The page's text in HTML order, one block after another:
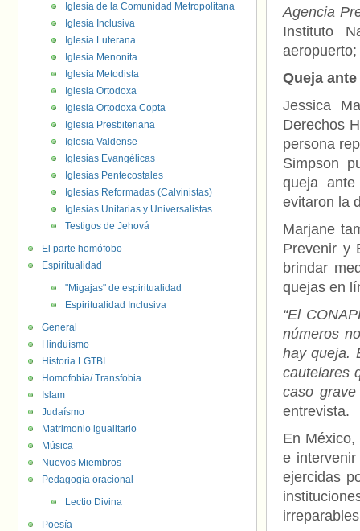
Agencia
Instituto
Queja
Jessica
Derechos
persona
Simpson
queja
evitaron la
Marjane
Prevenir y
brindar
quejas en
“El
números
hay queja.
cautelares
caso
entrevista.
En
e
ejercidas
Iglesia de la Comunidad Metropolitana
Iglesia Inclusiva
Iglesia Luterana
Iglesia Menonita
Iglesia Metodista
Iglesia Ortodoxa
Iglesia Ortodoxa Copta
Iglesia Presbiteriana
Iglesia Valdense
Iglesias Evangélicas
Iglesias Pentecostales
Iglesias Reformadas (Calvinistas)
Iglesias Unitarias y Universalistas
Testigos de Jehová
El parte homófobo
Espiritualidad
"Migajas" de espiritualidad
Espiritualidad Inclusiva
General
Hinduísmo
Historia LGTBI
Homofobia/ Transfobia.
Islam
Judaísmo
Matrimonio igualitario
Música
Nuevos Miembros
Pedagogía oracional
Lectio Divina
Poesía